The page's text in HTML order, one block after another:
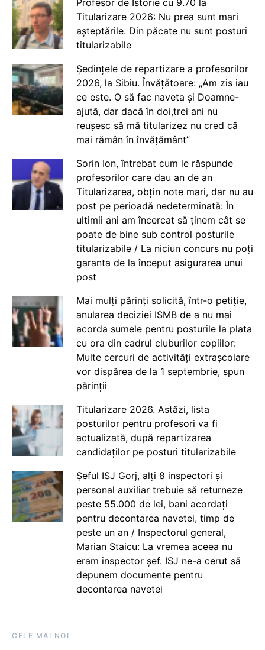
Titularizare 2026: Nu prea sunt mari
așteptările. Din păcate nu sunt posturi
titularizabile
Ședințele de repartizare a profesorilor
2026, la Sibiu. Învățătoare: „Am zis iau
ce este. O să fac naveta și Doamne-
ajută, dar dacă în doi,trei ani nu
reușesc să mă titularizez nu cred că
mai rămân în învățământ”
Sorin Ion, întrebat cum le răspunde
profesorilor care dau an de an
Titularizarea, obțin note mari, dar nu au
post pe perioadă nedeterminată: În
ultimii ani am încercat să ținem cât se
poate de bine sub control posturile
titularizabile / La niciun concurs nu poți
garanta de la început asigurarea unui
post
Mai mulți părinți solicită, într-o petiție,
anularea deciziei ISMB de a nu mai
acorda sumele pentru posturile la plata
cu ora din cadrul cluburilor copiilor:
Multe cercuri de activități extrașcolare
vor dispărea de la 1 septembrie, spun
părinții
Titularizare 2026. Astăzi, lista
posturilor pentru profesori va fi
actualizată, după repartizarea
candidaților pe posturi titularizabile
Șeful ISJ Gorj, alți 8 inspectori și
personal auxiliar trebuie să returneze
peste 55.000 de lei, bani acordați
pentru decontarea navetei, timp de
peste un an / Inspectorul general,
Marian Staicu: La vremea aceea nu
eram inspector șef. ISJ ne-a cerut să
depunem documente pentru
decontarea navetei
CELE MAI NOI